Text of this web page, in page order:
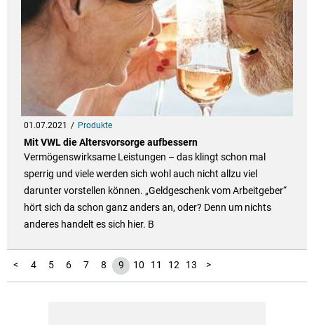
01.07.2021 Produkte
Mit VWL die Altersvorsorge aufbessern
Vermögenswirksame Leistungen – das klingt schon mal
sperrig und viele werden sich wohl auch nicht allzu viel
darunter vorstellen können. „Geldgeschenk vom Arbeitgeber“
hört sich da schon ganz anders an, oder? Denn um nichts
anderes handelt es sich hier. B
<
1
2
3 4 5 6 7 8 9 10 11 12 13
14
15
16
17
18 >